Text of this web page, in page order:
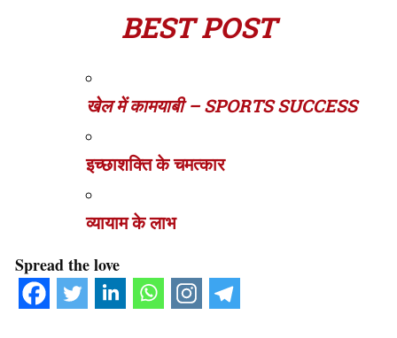
BEST POST
खेल में कामयाबी – SPORTS SUCCESS
इच्छाशक्ति के चमत्कार
व्यायाम के लाभ
Spread the love